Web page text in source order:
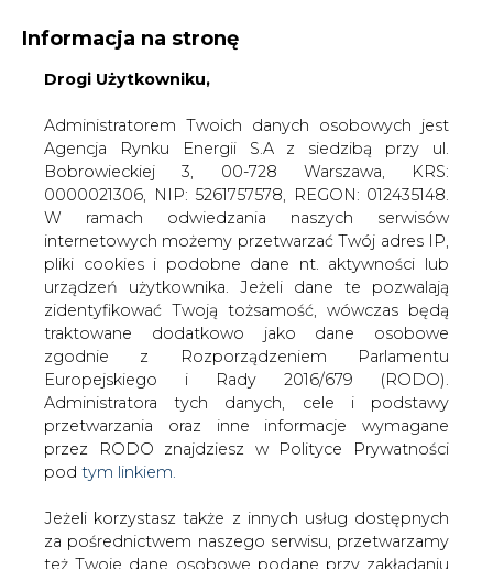
KONTAKT:
WYDAWCA PORTALU:
WYSOKI KONTRAST A A
ZALOGUJ SIĘ
WŁĄCZ CIRE.TV
Informacja na stronę
Drogi Użytkowniku,
Administratorem Twoich danych osobowych jest
Agencja Rynku Energii S.A z siedzibą przy ul.
Bobrowieckiej 3, 00-728 Warszawa, KRS:
0000021306, NIP: 5261757578, REGON: 012435148.
W ramach odwiedzania naszych serwisów
internetowych możemy przetwarzać Twój adres IP,
pliki cookies i podobne dane nt. aktywności lub
urządzeń użytkownika. Jeżeli dane te pozwalają
zidentyfikować Twoją tożsamość, wówczas będą
traktowane dodatkowo jako dane osobowe
zgodnie z Rozporządzeniem Parlamentu
Europejskiego i Rady 2016/679 (RODO).
Administratora tych danych, cele i podstawy
przetwarzania oraz inne informacje wymagane
przez RODO znajdziesz w Polityce Prywatności
pod tym linkiem.
Jeżeli korzystasz także z innych usług dostępnych
za pośrednictwem naszego serwisu, przetwarzamy
też Twoje dane osobowe podane przy zakładaniu